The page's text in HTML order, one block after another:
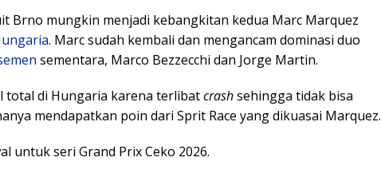
Brno mungkin menjadi kebangkitan kedua Marc Marquez
. Marc sudah kembali dan mengancam dominasi duo
sementara, Marco Bezzecchi dan Jorge Martin.
total di Hungaria karena terlibatcrashsehingga tidak bisa
mendapatkan poin dari Sprit Race yang dikuasai Marquez.
untuk seri Grand Prix Ceko 2026.